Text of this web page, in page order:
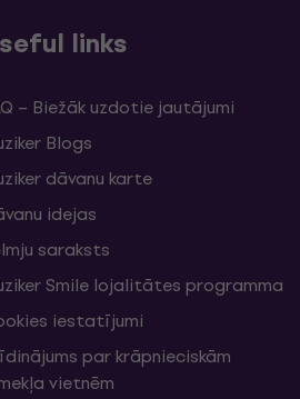
links
– Biežāk uzdotie jautājumi
Blogs
dāvanu karte
idejas
saraksts
Smile lojalitātes programma
iestatījumi
par krāpnieciskām
vietnēm